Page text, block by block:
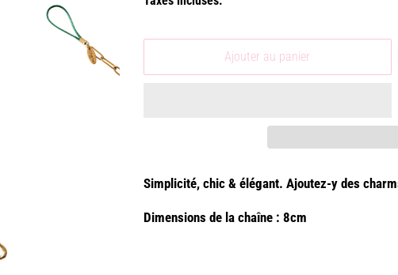
Ajouter au panier
Simplicité, chic & élégant. Ajoutez-y des
Dimensions de la chaîne : 8cm